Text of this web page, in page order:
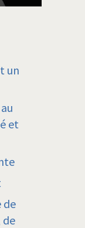
un
et
de
de